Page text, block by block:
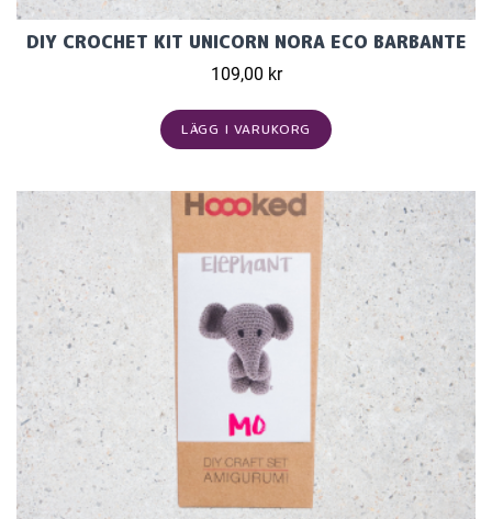
DIY CROCHET KIT UNICORN NORA ECO BARBANTE
109,00 kr
LÄGG I VARUKORG